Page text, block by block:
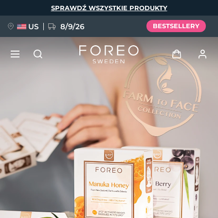
SPRAWDŹ WSZYSTKIE PRODUKTY
US 8/9/26 BESTSELLERY
Zaloguj
Profil użytkownika
Moje urządzenia
Moje zamówienia
Moje adresy
Moje subskrypcje
FAQ™ Pure Beauty-Tech Elixir
BREAKING NEWS
issa™ Teeth Whitening Set
English Deutsch
Español
Français
Italiano
Português
Polski
Svenska
Русский
简体中文 繁體中文